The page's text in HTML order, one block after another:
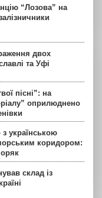
“Лозова” на
двох
та Уфі
пісні”: на
оприлюднено
з українською
коридором:
склад із